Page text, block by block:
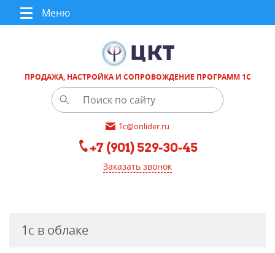
Меню
ПРОДАЖА, НАСТРОЙКА И СОПРОВОЖДЕНИЕ ПРОГРАММ 1С
1c@onlider.ru
+7 (901) 529-30-45
Заказать звонок
1с в облаке